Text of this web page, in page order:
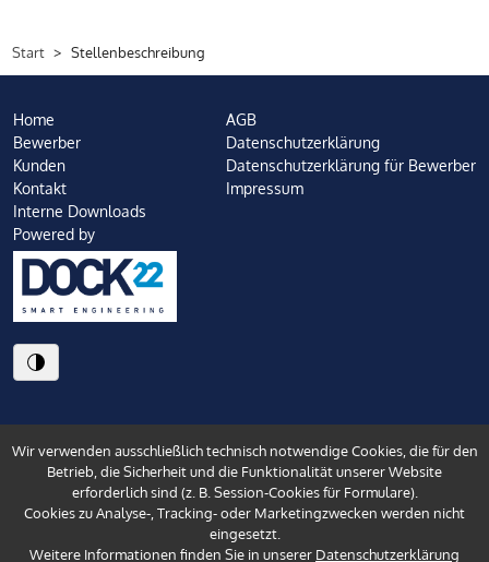
Start Stellenbeschreibung
Home
Bewerber
Kunden
Kontakt
Interne Downloads
AGB
Datenschutzerklärung
Datenschutzerklärung für Bewerber
Impressum
Powered by
Wir verwenden ausschließlich technisch notwendige Cookies, die für den
Betrieb, die Sicherheit und die Funktionalität unserer Website
erforderlich sind (z. B. Session-Cookies für Formulare).
Cookies zu Analyse-, Tracking- oder Marketingzwecken werden nicht
eingesetzt.
Weitere Informationen finden Sie in unserer Datenschutzerklärung